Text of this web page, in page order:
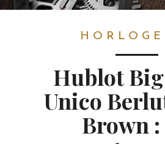
Hublot
Unico
Brown :